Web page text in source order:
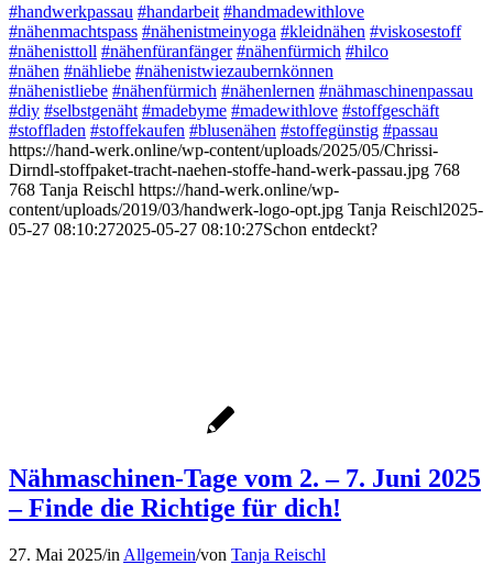
#handwerkpassau #handarbeit #handmadewithlove
#nähenmachtspass #nähenistmeinyoga #kleidnähen #viskosestoff
#nähenisttoll #nähenfüranfänger #nähenfürmich #hilco
#nähen #nähliebe #nähenistwiezaubernkönnen
#nähenistliebe #nähenfürmich #nähenlernen #nähmaschinenpassau
#diy #selbstgenäht #madebyme #madewithlove #stoffgeschäft
#stoffladen #stoffekaufen #blusenähen #stoffegünstig #passau
https://hand-werk.online/wp-content/uploads/2025/05/Chrissi-
Dirndl-stoffpaket-tracht-naehen-stoffe-hand-werk-passau.jpg 768
768 Tanja Reischl https://hand-werk.online/wp-
content/uploads/2019/03/handwerk-logo-opt.jpg Tanja Reischl2025-
05-27 08:10:272025-05-27 08:10:27Schon entdeckt?
Nähmaschinen-Tage vom 2. – 7. Juni 2025
– Finde die Richtige für dich!
27. Mai 2025/in Allgemein/von Tanja Reischl